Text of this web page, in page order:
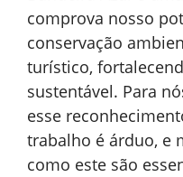
comprova nosso
conservação
turístico,
sustentável. Para
esse
trabalho é árduo, e
como este são